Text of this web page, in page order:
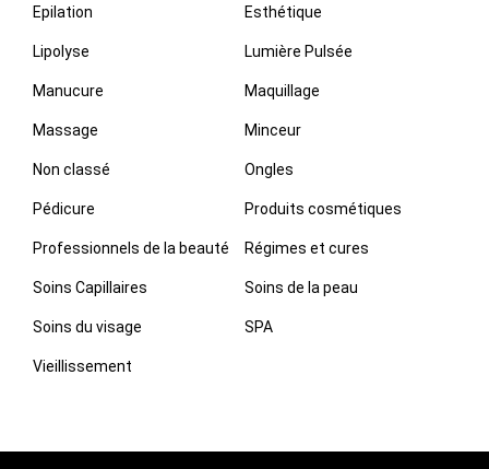
Epilation Esthétique
Lipolyse Lumière Pulsée
Manucure Maquillage
Massage Minceur
Non classé Ongles
Pédicure Produits cosmétiques
Professionnels de la beauté Régimes et cures
Soins Capillaires Soins de la peau
Soins du visage SPA
Vieillissement